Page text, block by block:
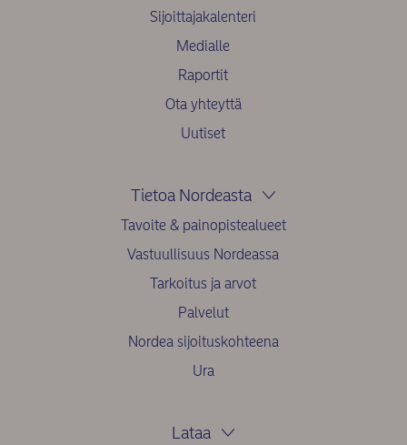
Sijoittajakalenteri
Medialle
Raportit
Ota yhteyttä
Uutiset
Tietoa Nordeasta
Tavoite & painopistealueet
Vastuullisuus Nordeassa
Tarkoitus ja arvot
Palvelut
Nordea sijoituskohteena
Ura
Lataa